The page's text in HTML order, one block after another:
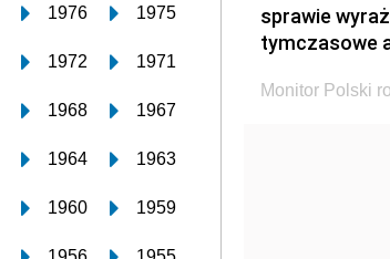
1976 1975
1972 1971
1968 1967
1964 1963
1960 1959
sprawie
tymczasowe
Monitor Polski